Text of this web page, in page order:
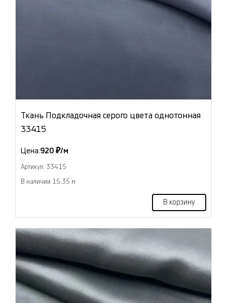
Ткань Подкладочная серого цвета однотонная
33415
Цена:920 ₽/м
Артикул: 33415
В наличии 15.35 м
В корзину